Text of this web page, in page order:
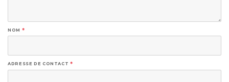
NOM *
ADRESSE DE CONTACT *